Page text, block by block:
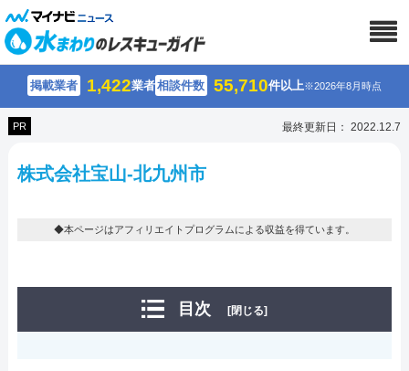
掲載業者 1,422業者相談件数 55,710件以上※2026年8月時点
PR 最終更新日： 2022.12.7
株式会社宝山-北九州市
◆本ページはアフィリエイトプログラムによる収益を得ています。
目次 [閉じる]